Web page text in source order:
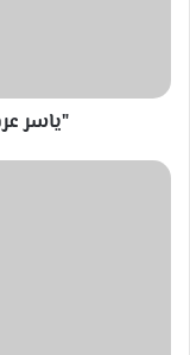
"ياسر
محاولات